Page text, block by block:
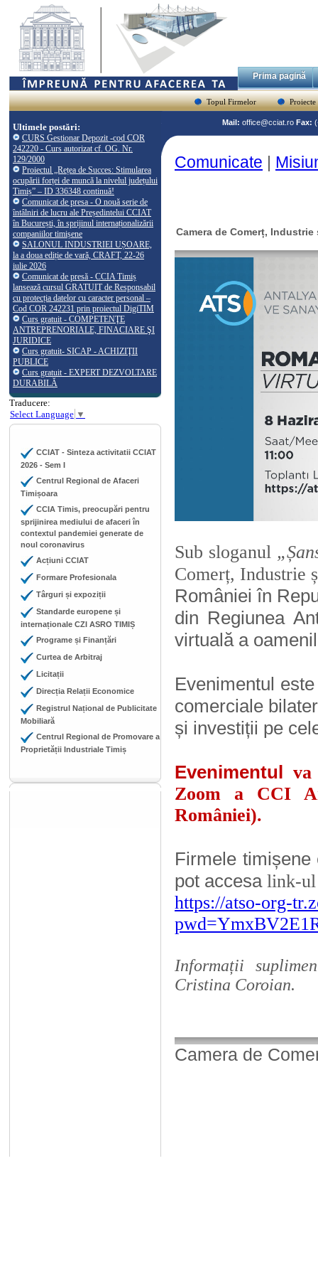
Prima pagină
Topul Firmelor Proiecte
Ultimele postări:
CURS Gestionar Depozit -cod COR
242220 - Curs autorizat cf. OG. Nr.
129/2000
Proiectul „Rețea de Succes: Stimularea
ocupării forței de muncă la nivelul județului
Timiș” – ID 336348 continuă!
Comunicat de presa - O nouă serie de
întâlniri de lucru ale Președintelui CCIAT
în București, în sprijinul internaționalizării
companiilor timișene
SALONUL INDUSTRIEI UȘOARE,
la a doua ediție de vară, CRAFT, 22-26
iulie 2026
Comunicat de presă - CCIA Timiș
lansează cursul GRATUIT de Responsabil
cu protecția datelor cu caracter personal –
Cod COR 242231 prin proiectul DigiTIM
Curs gratuit - COMPETENŢE
ANTREPRENORIALE, FINACIARE ŞI
JURIDICE
Curs gratuit- SICAP - ACHIZIŢII
PUBLICE
Curs gratuit - EXPERT DEZVOLTARE
DURABILĂ
Traducere:
Select Language ▼
CCIAT - Sinteza activitatii CCIAT
2026 - Sem I
Centrul Regional de Afaceri
Timișoara
CCIA Timis, preocupări pentru
sprijinirea mediului de afaceri în
contextul pandemiei generate de
noul coronavirus
Acțiuni CCIAT
Formare Profesionala
Târguri și expoziții
Standarde europene și
internaționale CZI ASRO TIMIȘ
Programe și Finanțări
Curtea de Arbitraj
Licitații
Direcția Relații Economice
Registrul Național de Publicitate
Mobiliară
Centrul Regional de Promovare a
Proprietății Industriale Timiș
Mail: office@cciat.ro Fax:
Comunicate |
Camera de Comerț,
Sub sloganul
Comerț, Industrie
României în
din Regiunea
virtuală a
Evenimentul
comerciale
și investiții pe
Evenimentul
Zoom a CCI
României).
Firmele
pot accesa link-
https://atso-org-
Informații
Cristina Coroian.
Camera de